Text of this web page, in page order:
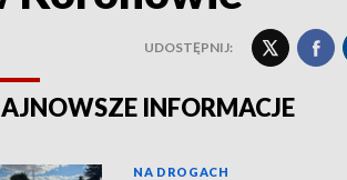
UDOSTĘPNIJ:
INFORMACJE
NA DROGACH